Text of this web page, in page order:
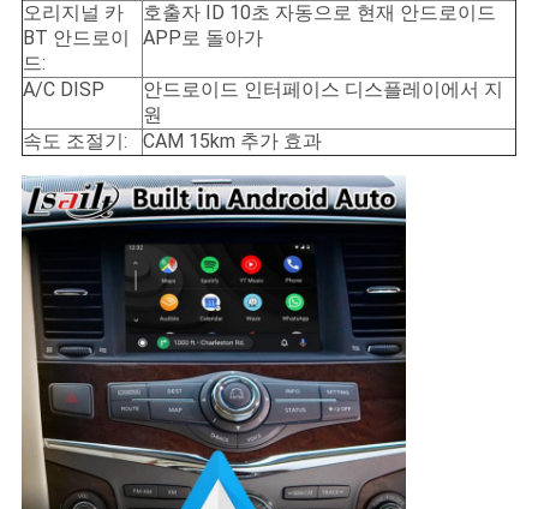
오리지널 카
BT 안드로이
드:
호출자 ID 10초 자동으로 현재 안드로이드
APP로 돌아가
A/C DISP
안드로이드 인터페이스 디스플레이에서 지
원
속도 조절기:
CAM 15km 추가 효과